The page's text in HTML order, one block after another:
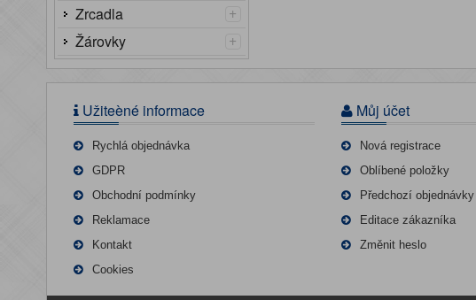
Zrcadla
+
Žárovky
+
Užiteèné informace
Rychlá objednávka
GDPR
Obchodní podmínky
Reklamace
Kontakt
Cookies
Můj účet
Nová registrace
Oblíbené položky
Předchozí objednávky
Editace zákazníka
Změnit heslo